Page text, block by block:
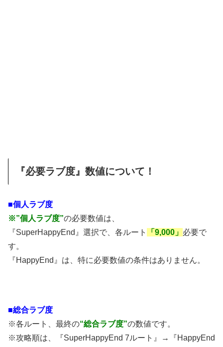
『必要ラブ度』数値について！
■個人ラブ度
※”個人ラブ度”の必要数値は、
『SuperHappyEnd』選択で、各ルート
「9,000」 必要で
す。
『HappyEnd』は、特に必要数値の条件はありません。
■総合ラブ度
※各ルート、最終の“総合ラブ度”の数値です。
※攻略順は、『SuperHappyEnd 7ルート』→『HappyEnd